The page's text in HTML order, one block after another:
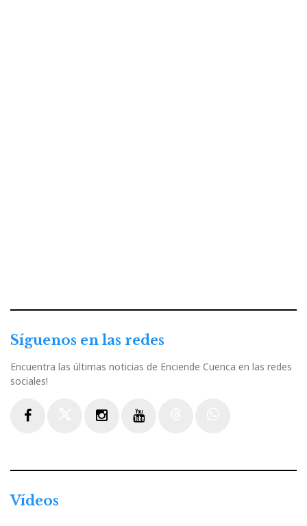
Síguenos en las redes
Encuentra las últimas noticias de Enciende Cuenca en las redes
sociales!
Vídeos